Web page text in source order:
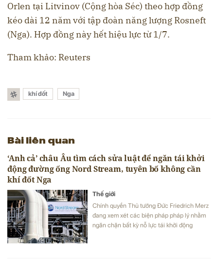
Orlen tại Litvinov (Cộng hòa Séc) theo hợp đồng
kéo dài 12 năm với tập đoàn năng lượng Rosneft
(Nga). Hợp đồng này hết hiệu lực từ 1/7.
Tham khảo: Reuters
khí đốt Nga
Bài liên quan
‘Anh cả’ châu Âu tìm cách sửa luật để ngăn tái khởi
động đường ống Nord Stream, tuyên bố không cần
khí đốt Nga
Thế giới
Chính quyền Thủ tướng Đức Friedrich Merz
đang xem xét các biện pháp pháp lý nhằm
ngăn chặn bất kỳ nỗ lực tái khởi động